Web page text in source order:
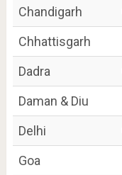
Chandigarh
Chhattisgarh
Dadra
Daman & Diu
Delhi
Goa